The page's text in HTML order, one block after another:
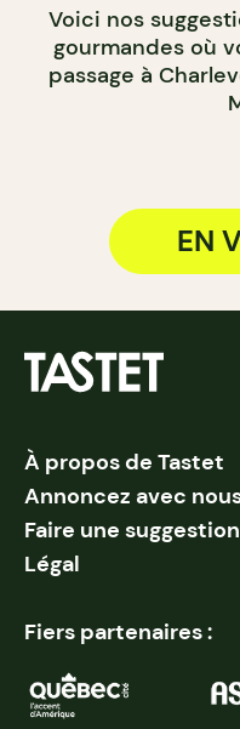
Voici nos
gourmandes où
passage à
EN
À propos de Tastet
Annoncez avec
Faire une suggestion
Légal
Fiers partenaires :